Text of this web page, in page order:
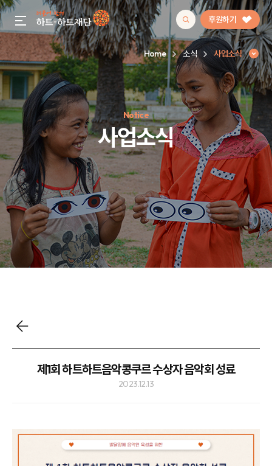
gnb menu open 후원하기
인기 키워드
#정기후원#하트플레이스#캠페인#팬덤후원
Home 소식 사업소식
Notice
사업소식
사업소식
제1회 하트하트음악콩쿠르 수상자 음악회 성료
2023.12.13